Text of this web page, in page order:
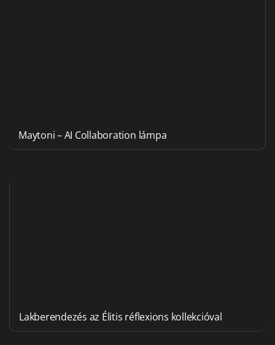
Maytoni – AI Collaboration lámpa
Lakberendezés az Élitis réflexions kollekcióval